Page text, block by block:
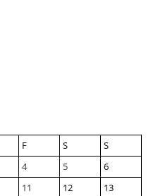
F S
S
4 5
6
11 12
13